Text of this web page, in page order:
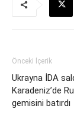
Önceki İçerik
Ukrayna İDA
Karadeniz’de
gemisini batırdı